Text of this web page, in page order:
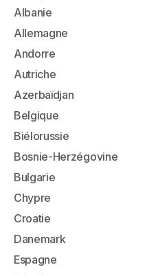
Albanie
Allemagne
Andorre
Autriche
Azerbaïdjan
Belgique
Biélorussie
Bosnie-Herzégovine
Bulgarie
Chypre
Croatie
Danemark
Espagne